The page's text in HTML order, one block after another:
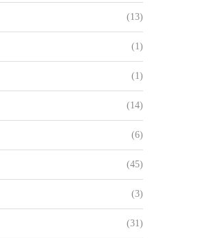
(13)
(1)
(1)
(14)
(6)
(45)
(3)
(31)